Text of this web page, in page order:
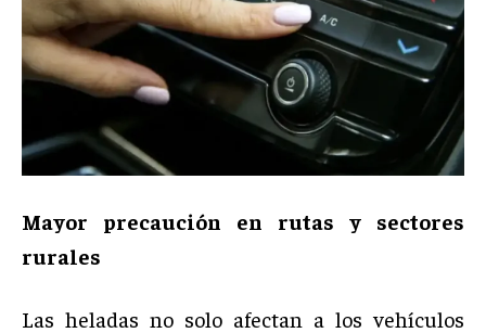
Mayor precaución en rutas y sectores
rurales
Las heladas no solo afectan a los vehículos